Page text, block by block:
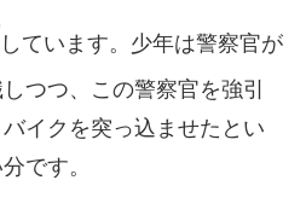
しています。少年は警察官が
つつ、この警察官を強引
イクを突っ込ませたとい
です。